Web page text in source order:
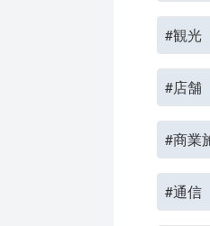
#観光
#店舗
#商業
#通信